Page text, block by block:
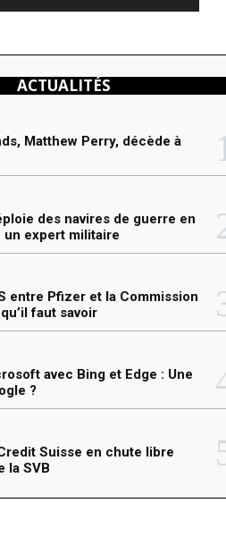
ACTUALITÉS
Matthew Perry, décède à
des navires de guerre en
un expert militaire
entre Pfizer et la Commission
faut savoir
avec Bing et Edge : Une
?
Suisse en chute libre
la SVB